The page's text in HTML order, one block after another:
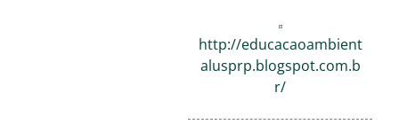
http://educacaoambient
alusprp.blogspot.com.b
r/